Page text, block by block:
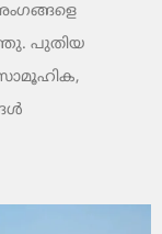
പുതിയ